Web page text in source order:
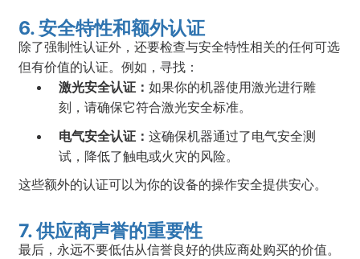
6. 安全特性和额外认证
除了强制性认证外，还要检查与安全特性相关的任何可选
但有价值的认证。例如，寻找：
激光安全认证：如果你的机器使用激光进行雕
刻，请确保它符合激光安全标准。
电气安全认证：这确保机器通过了电气安全测
试，降低了触电或火灾的风险。
这些额外的认证可以为你的设备的操作安全提供安心。
7. 供应商声誉的重要性
最后，永远不要低估从信誉良好的供应商处购买的价值。